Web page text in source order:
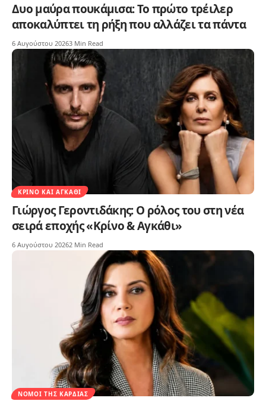
Δυο μαύρα πουκάμισα: Το πρώτο τρέιλερ
αποκαλύπτει τη ρήξη που αλλάζει τα πάντα
6 Αυγούστου 20263 Min Read
ΚΡΊΝΟ ΚΑΙ ΑΓΚΆΘΙ
Γιώργος Γεροντιδάκης: Ο ρόλος του στη νέα
σειρά εποχής «Κρίνο & Αγκάθι»
6 Αυγούστου 20262 Min Read
ΝΌΜΟΙ ΤΗΣ ΚΑΡΔΙΆΣ